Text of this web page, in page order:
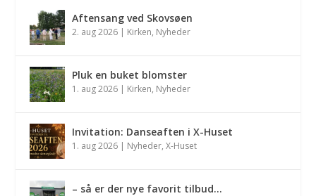
Aftensang ved Skovsøen
2. aug 2026 | Kirken, Nyheder
Pluk en buket blomster
1. aug 2026 | Kirken, Nyheder
Invitation: Danseaften i X-Huset
1. aug 2026 | Nyheder,X-Huset
– så er der nye favorit tilbud…